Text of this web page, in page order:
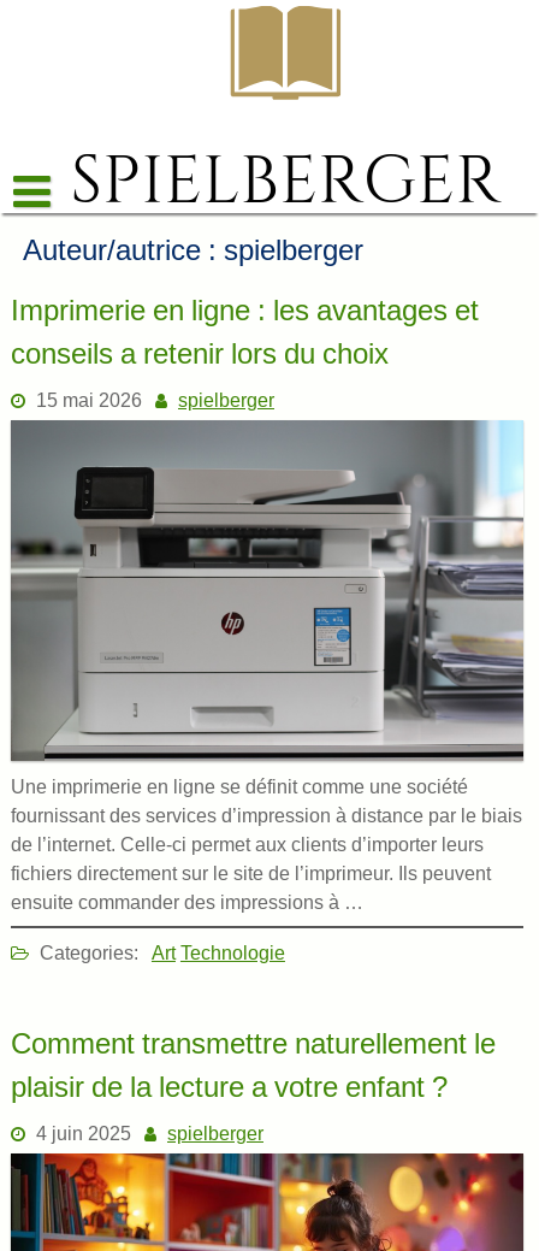
Auteur/autrice : spielberger
Imprimerie en ligne : les avantages et
conseils a retenir lors du choix
15 mai 2026 spielberger
Une imprimerie en ligne se définit comme une société
fournissant des services d’impression à distance par le biais
de l’internet. Celle-ci permet aux clients d’importer leurs
fichiers directement sur le site de l’imprimeur. Ils peuvent
ensuite commander des impressions à …
Categories: Art Technologie
Comment transmettre naturellement le
plaisir de la lecture a votre enfant ?
4 juin 2025 spielberger